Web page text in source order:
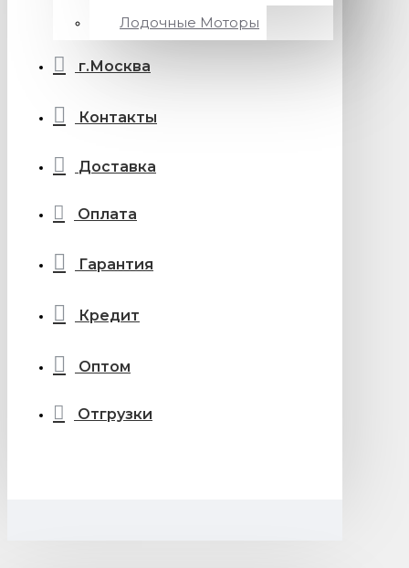
Лодочные Моторы
г.Москва
Контакты
Доставка
Оплата
Гарантия
Кредит
Оптом
Отгрузки